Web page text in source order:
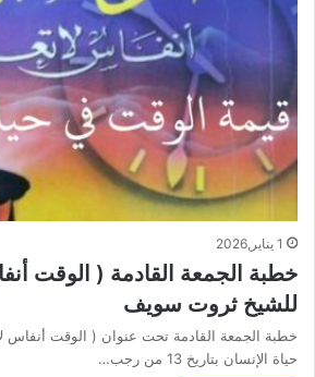
1 يناير,2026
خطبة الجمعة القادمة ( الوقت
للشيخ ثروت سويف
خطبة الجمعة القادمة تحت عنوان ( الوقت أنفاس
حياة الإنسان بتاريخ 13 من رجب…